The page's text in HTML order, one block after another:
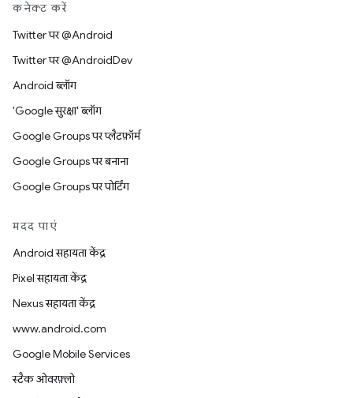
कनेक्ट करें
Twitter पर @Android
Twitter पर @AndroidDev
Android ब्लॉग
'Google सुरक्षा' ब्लॉग
Google Groups पर प्लैटफ़ॉर्म
Google Groups पर बनाना
Google Groups पर पोर्टिंग
मदद पाएं
Android सहायता केंद्र
Pixel सहायता केंद्र
Nexus सहायता केंद्र
www.android.com
Google Mobile Services
स्टैक ओवरफ़्लो